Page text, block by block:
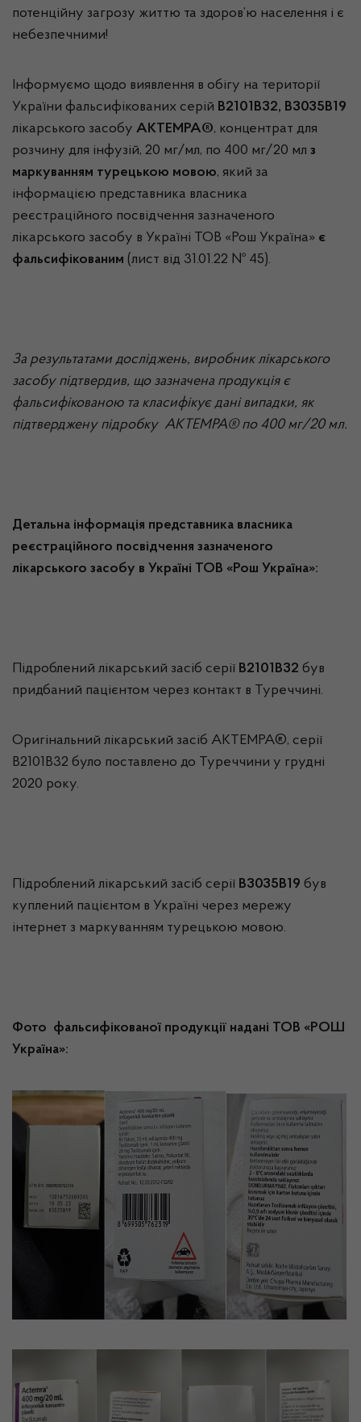
потенційну загрозу життю та здоров’ю населення і є
небезпечними!
Інформуємо щодо виявлення в обігу на території
України фальсифікованих серій В2101В32, В3035В19
лікарського засобу АКТЕМРА®, концентрат для
розчину для інфузій, 20 мг/мл, по 400 мг/20 мл з
маркуванням турецькою мовою, який за
інформацією представника власника
реєстраційного посвідчення зазначеного
лікарського засобу в Україні ТОВ «Рош Україна» є
фальсифікованим (лист від 31.01.22 № 45).
За результатами досліджень, виробник лікарського
засобу підтвердив, що зазначена продукція є
фальсифікованою та класифікує дані випадки, як
підтверджену підробку АКТЕМРА® по 400 мг/20 мл.
Детальна інформація представника власника
реєстраційного посвідчення зазначеного
лікарського засобу в Україні ТОВ «Рош Україна»:
Підроблений лікарський засіб серії В2101В32 був
придбаний пацієнтом через контакт в Туреччині.
Оригінальний лікарський засіб АКТЕМРА®, серії
В2101В32 було поставлено до Туреччини у грудні
2020 року.
Підроблений лікарський засіб серії В3035В19 був
куплений пацієнтом в Україні через мережу
інтернет з маркуванням турецькою мовою.
Фото фальсифікованої продукції надані ТОВ «РОШ
Україна»: